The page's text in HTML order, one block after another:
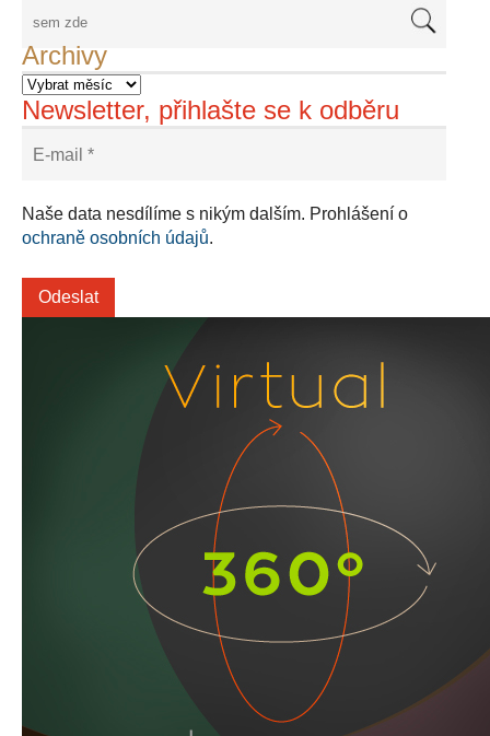
Archivy
Newsletter, přihlašte se k odběru
Naše data nesdílíme s nikým dalším. Prohlášení o
ochraně osobních údajů.